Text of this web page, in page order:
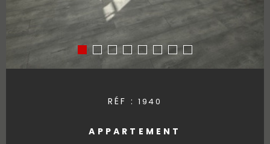
RÉF :1940
APPARTEMENT